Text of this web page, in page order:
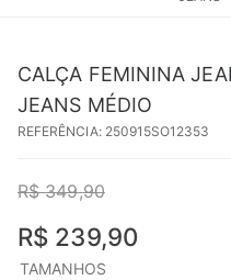
CALÇA FEMININA
JEANS MÉDIO
REFERÊNCIA: 250915SO12353
R$ 349,90
R$ 239,90
TAMANHOS